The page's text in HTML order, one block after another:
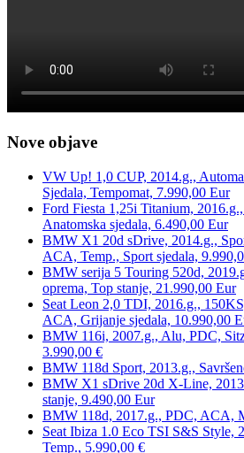
Nove objave
VW Up! 1,0 CUP, 2014.g.,
Sjedala, Tempomat, 7.990,00 Eur
Ford Fiesta 1,25i Titanium,
Anatomska sjedala, 6.490,00 Eur
BMW X1 20d sDrive, 2014.g.,
ACA, Temp., Sport sjedala,
BMW serija 5 Touring 520d,
oprema, Top stanje, 21.990,00 Eur
Seat Leon 2,0 TDI, 2016.g.,
ACA, Grijanje sjedala, 10.990,00
BMW 116i, 2007.g., Alu, PDC,
3.990,00 €
BMW 118d Sport, 2013.g.,
BMW X1 sDrive 20d X-Line,
stanje, 9.490,00 Eur
BMW 118d, 2017.g., PDC, ACA,
Seat Ibiza 1.0 Eco TSI S&S Style,
Temp., 5.990,00 €